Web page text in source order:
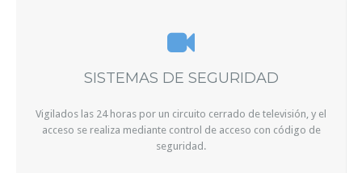
SISTEMAS DE SEGURIDAD
Vigilados las 24 horas por un circuito cerrado de televisión, y el
acceso se realiza mediante control de acceso con código de
seguridad.